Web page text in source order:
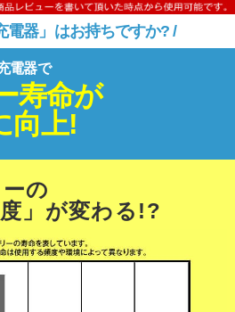
電器」はお持ちですか? /
電器で
寿命が
向上!
の
度」が変わる!?